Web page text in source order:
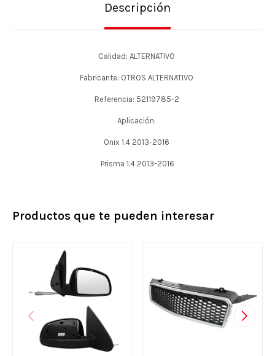
Descripción
Calidad: ALTERNATIVO
Fabricante: OTROS ALTERNATIVO
Referencia: 52119785-2
Aplicación:
Onix 1.4 2013-2016
Prisma 1.4 2013-2016
Productos que te pueden interesar